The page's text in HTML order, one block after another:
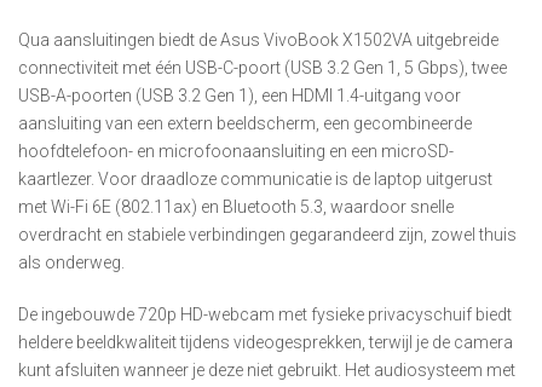
Qua aansluitingen biedt de Asus VivoBook X1502VA uitgebreide
connectiviteit met één USB-C-poort (USB 3.2 Gen 1, 5 Gbps), twee
USB-A-poorten (USB 3.2 Gen 1), een HDMI 1.4-uitgang voor
aansluiting van een extern beeldscherm, een gecombineerde
hoofdtelefoon- en microfoonaansluiting en een microSD-
kaartlezer. Voor draadloze communicatie is de laptop uitgerust
met Wi-Fi 6E (802.11ax) en Bluetooth 5.3, waardoor snelle
overdracht en stabiele verbindingen gegarandeerd zijn, zowel thuis
als onderweg.
De ingebouwde 720p HD-webcam met fysieke privacyschuif biedt
heldere beeldkwaliteit tijdens videogesprekken, terwijl je de camera
kunt afsluiten wanneer je deze niet gebruikt. Het audiosysteem met